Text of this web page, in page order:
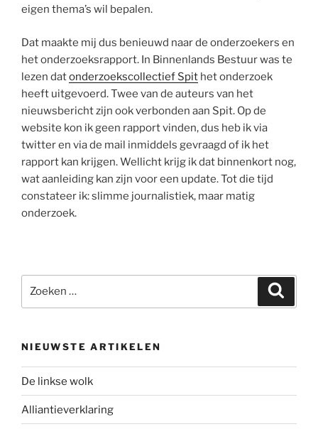
eigen thema’s wil bepalen.
Dat maakte mij dus benieuwd naar de onderzoekers en
het onderzoeksrapport. In Binnenlands Bestuur was te
lezen datonderzoekscollectief Spit het onderzoek
heeft uitgevoerd. Twee van de auteurs van het
nieuwsbericht zijn ook verbonden aan Spit. Op de
website kon ik geen rapport vinden, dus heb ik via
twitter en via de mail inmiddels gevraagd of ik het
rapport kan krijgen. Wellicht krijg ik dat binnenkort nog,
wat aanleiding kan zijn voor een update. Tot die tijd
constateer ik: slimme journalistiek, maar matig
onderzoek.
naar:
NIEUWSTE ARTIKELEN
De linkse wolk
Alliantieverklaring